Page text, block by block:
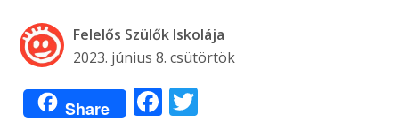
Felelős Szülők Iskolája
2023. június 8. csütörtök
Share Facebook